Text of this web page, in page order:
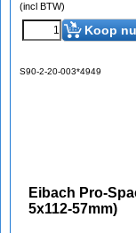
(incl BTW)
Koop nu
S90-2-20-003*4949
Eibach Pro-
5x112-57mm)